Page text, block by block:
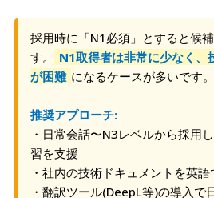
採用時に「N1必須」とすると候
す。
N1取得者は非常に少なく、
が困難 になるケースが多いです。
推奨アプローチ:
・日常会話〜N3レベルから採用
習を支援
・社内の技術ドキュメントを英
・翻訳ツール(DeepL等)の導入で